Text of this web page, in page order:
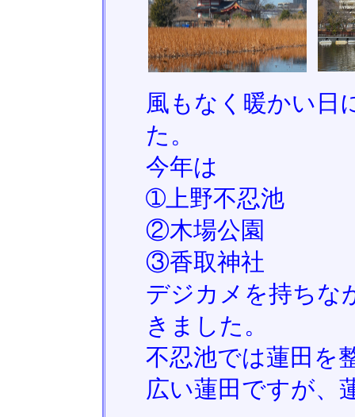
風もなく暖かい日
た。
今年は
➀上野不忍池
②木場公園
③香取神社
デジカメを持ちな
きました。
不忍池では蓮田を
広い蓮田ですが、